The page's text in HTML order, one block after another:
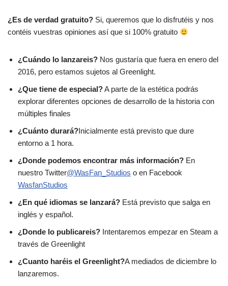
¿Es de verdad gratuito? Si, queremos que lo disfrutéis y nos
contéis vuestras opiniones así que si 100% gratuito
¿Cuándo lo lanzareis? Nos gustaría que fuera en enero del
2016, pero estamos sujetos al Greenlight.
¿Que tiene de especial?A parte de la estética podrás
explorar diferentes opciones de desarrollo de la historia con
múltiples finales
¿Cuánto durará?Inicialmente está previsto que dure
entorno a 1 hora.
¿Donde podemos encontrar más información? En
nuestro Twitter@WasFan_Studios o en Facebook
WasfanStudios
¿En qué idiomas se lanzará? Está previsto que salga en
inglés y español.
¿Donde lo publicareis? Intentaremos empezar en Steam a
través de Greenlight
¿Cuanto haréis el Greenlight?A mediados de diciembre lo
lanzaremos.